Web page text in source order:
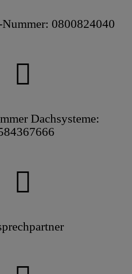
0800824040
Dachsysteme: